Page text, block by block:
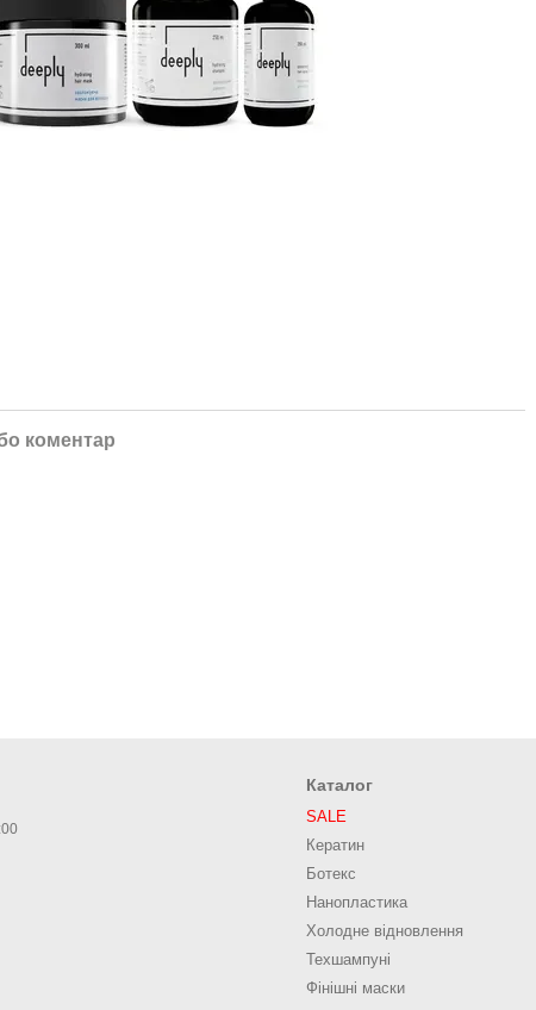
коментар
Каталог
SALE
Кератин
Ботекс
Нанопластика
Холодне відновлення
Техшампуні
Фінішні маски